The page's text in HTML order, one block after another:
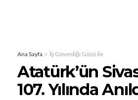
Ana Sayfa İş Güvenliği Gözü ile
Atatürk’ün
107. Yılında